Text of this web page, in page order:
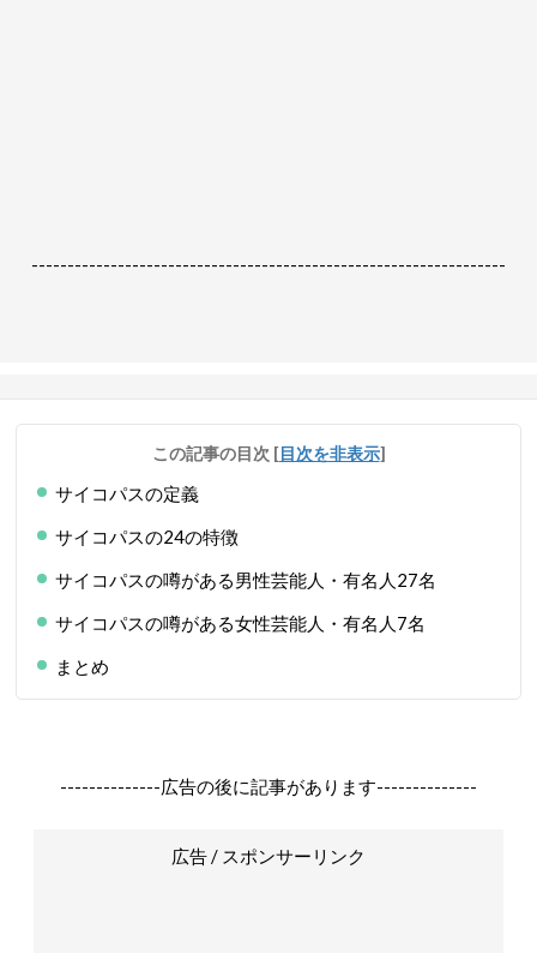
------------------------------------------------------------------
この記事の目次 [目次を非表示]
サイコパスの定義
サイコパスの24の特徴
サイコパスの噂がある男性芸能人・有名人27名
サイコパスの噂がある女性芸能人・有名人7名
まとめ
--------------広告の後に記事があります--------------
広告 / スポンサーリンク